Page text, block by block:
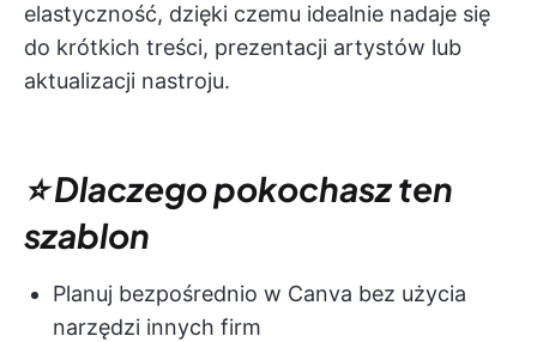
elastyczność, dzięki czemu idealnie nadaje się
do krótkich treści, prezentacji artystów lub
aktualizacji nastroju.
⭐ Dlaczego pokochasz ten
szablon
Planuj bezpośrednio w Canva bez użycia
narzędzi innych firm